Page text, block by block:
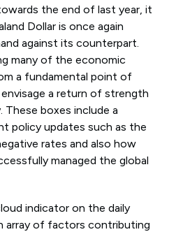
the end of last year, it
Dollar is once again
against its counterpart.
many of the economic
a fundamental point of
a return of strength
boxes include a
policy updates such as the
rates and also how
managed the global
indicator on the daily
array of factors contributing